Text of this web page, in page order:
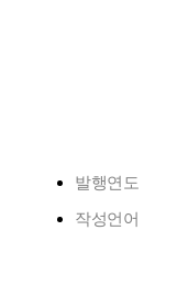
발행연도
작성언어